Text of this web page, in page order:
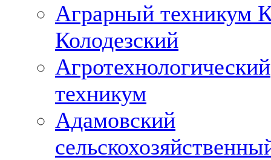
Аграрный техникум
Колодезский
Агротехнологический
техникум
Адамовский